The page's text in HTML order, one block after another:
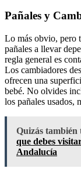
Pañales y
Lo más obvio, pero
pañales a llevar
regla general es
Los cambiadores
ofrecen una
bebé. No olvides
los pañales usados,
Quizás también
que debes
Andalucía